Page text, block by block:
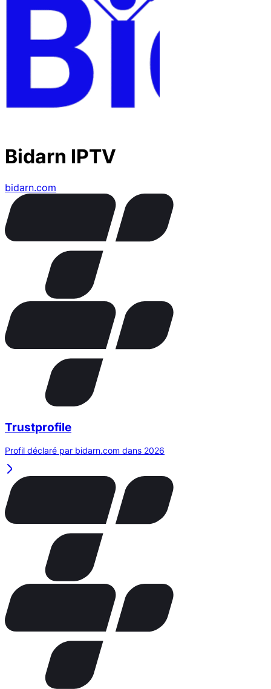
Bidarn IPTV
bidarn.com
Trustprofile
Profil déclaré par bidarn.com dans 2026